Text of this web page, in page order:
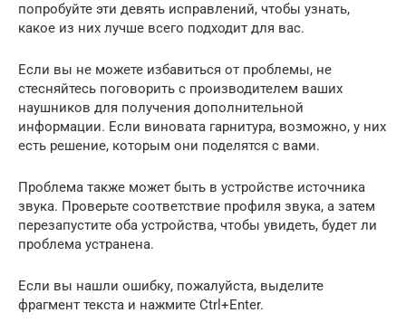
попробуйте эти девять исправлений, чтобы узнать,
какое из них лучше всего подходит для вас.
Если вы не можете избавиться от проблемы, не
стесняйтесь поговорить с производителем ваших
наушников для получения дополнительной
информации. Если виновата гарнитура, возможно, у них
есть решение, которым они поделятся с вами.
Проблема также может быть в устройстве источника
звука. Проверьте соответствие профиля звука, а затем
перезапустите оба устройства, чтобы увидеть, будет ли
проблема устранена.
Если вы нашли ошибку, пожалуйста, выделите
фрагмент текста и нажмите Ctrl+Enter.